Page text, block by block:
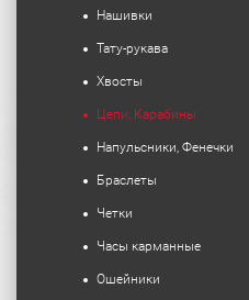
Нашивки
Тату-рукава
Хвосты
Цепи, Карабины
Напульсники, Фенечки
Браслеты
Четки
Часы карманные
Ошейники